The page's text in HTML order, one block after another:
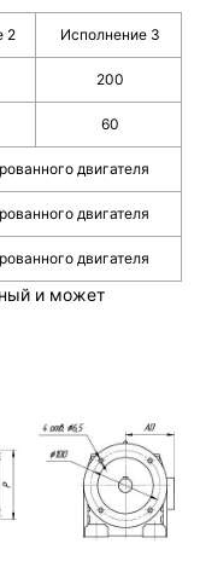
2 Исполнение 3
200
60
двигателя
двигателя
двигателя
и может